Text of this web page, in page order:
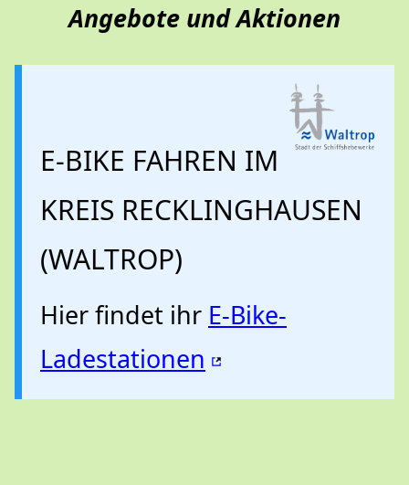
Angebote und Aktionen
E-BIKE FAHREN IM
KREIS RECKLINGHAUSEN
(WALTROP)
Hier findet ihr E-Bike-
Ladestationen